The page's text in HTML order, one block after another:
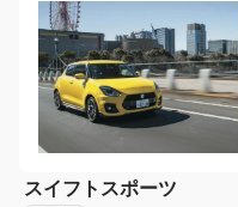
スイフトスポーツ